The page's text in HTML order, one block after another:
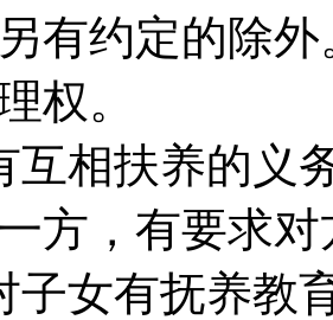
有约定的除
权。
相扶养的义
方，有要求
女有抚养教